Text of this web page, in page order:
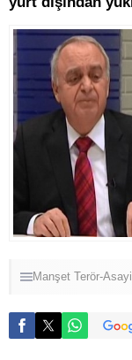
Manşet Terör-